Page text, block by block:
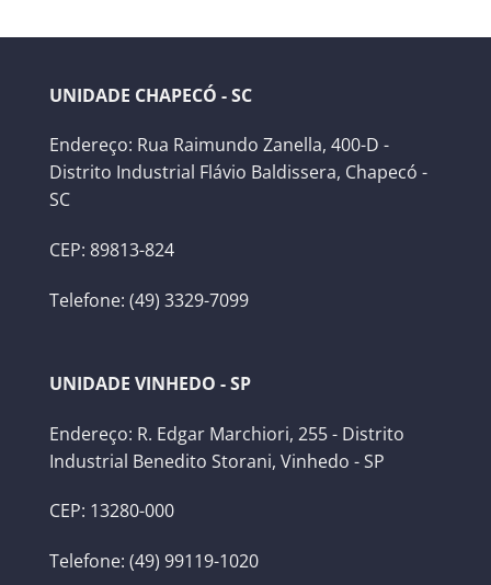
UNIDADE CHAPECÓ - SC
Endereço: Rua Raimundo Zanella, 400-D -
Distrito Industrial Flávio Baldissera, Chapecó -
SC
CEP: 89813-824
Telefone: (49) 3329-7099
UNIDADE VINHEDO - SP
Endereço: R. Edgar Marchiori, 255 - Distrito
Industrial Benedito Storani, Vinhedo - SP
CEP: 13280-000
Telefone: (49) 99119-1020